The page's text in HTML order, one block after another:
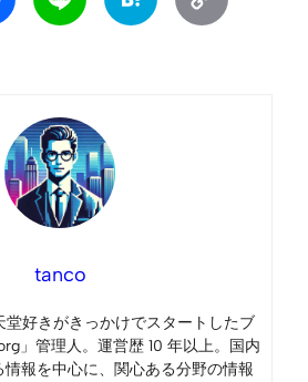
tanco
堂好きがきっかけでスタートしたブ
」管理人。運営歴 10 年以上。国内
報を中心に、関心ある分野の情報